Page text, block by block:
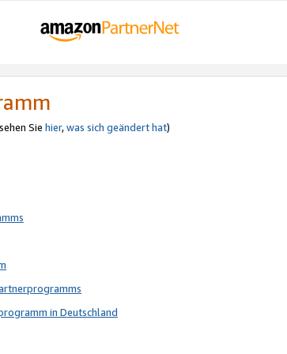
Sie hier,was sich geändert hat)
in Deutschland